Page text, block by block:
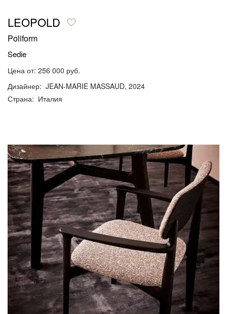
LEOPOLD
Poliform
Sedie
Цена от: 256 000 руб.
Дизайнер: JEAN-MARIE MASSAUD, 2024
Страна: Италия